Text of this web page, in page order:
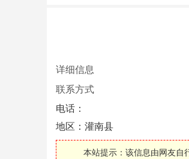
详细信息
联系方式
电话：
地区： 灌南县
本站提示：该信息由网友自